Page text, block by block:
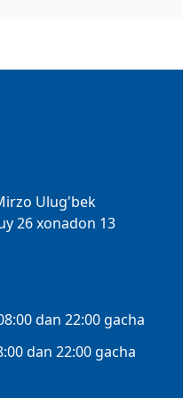
Ulug'bek
26 xonadon 13
dan 22:00 gacha
dan 22:00 gacha